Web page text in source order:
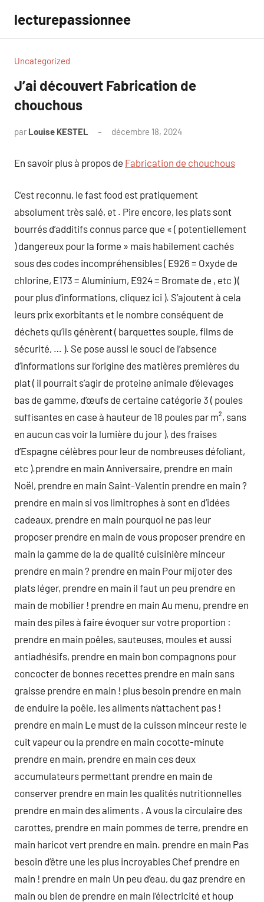
contenu
lecturepassionnee
Uncategorized
J’ai découvert Fabrication de
chouchous
par Louise KESTEL décembre 18, 2024
En savoir plus à propos de Fabrication de chouchous
C’est reconnu, le fast food est pratiquement
absolument très salé, et . Pire encore, les plats sont
bourrés d’additifs connus parce que « ( potentiellement
) dangereux pour la forme » mais habilement cachés
sous des codes incompréhensibles ( E926 = Oxyde de
chlorine, E173 = Aluminium, E924 = Bromate de , etc ) (
pour plus d’informations, cliquez ici ). S’ajoutent à cela
leurs prix exorbitants et le nombre conséquent de
déchets qu’ils génèrent ( barquettes souple, films de
sécurité, … ). Se pose aussi le souci de l’absence
d’informations sur l’origine des matières premières du
plat ( il pourrait s’agir de proteine animale d’élevages
bas de gamme, d’œufs de certaine catégorie 3 ( poules
suffisantes en case à hauteur de 18 poules par m², sans
en aucun cas voir la lumière du jour ), des fraises
d’Espagne célèbres pour leur de nombreuses défoliant,
etc ).prendre en main Anniversaire, prendre en main
Noël, prendre en main Saint-Valentin prendre en main ?
prendre en main si vos limitrophes à sont en d’idées
cadeaux, prendre en main pourquoi ne pas leur
proposer prendre en main de vous proposer prendre en
main la gamme de la de qualité cuisinière minceur
prendre en main ? prendre en main Pour mijoter des
plats léger, prendre en main il faut un peu prendre en
main de mobilier ! prendre en main Au menu, prendre en
main des piles à faire évoquer sur votre proportion :
prendre en main poêles, sauteuses, moules et aussi
antiadhésifs, prendre en main bon compagnons pour
concocter de bonnes recettes prendre en main sans
graisse prendre en main ! plus besoin prendre en main
de enduire la poêle, les aliments n‘attachent pas !
prendre en main Le must de la cuisson minceur reste le
cuit vapeur ou la prendre en main cocotte-minute
prendre en main, prendre en main ces deux
accumulateurs permettant prendre en main de
conserver prendre en main les qualités nutritionnelles
prendre en main des aliments . A vous la circulaire des
carottes, prendre en main pommes de terre, prendre en
main haricot vert prendre en main. prendre en main Pas
besoin d’être une les plus incroyables Chef prendre en
main ! prendre en main Un peu d’eau, du gaz prendre en
main ou bien de prendre en main l’électricité et houp